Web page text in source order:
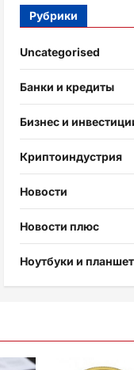
Рубрики
Uncategorised
Банки и кредиты
Бизнес и
Криптоиндустрия
Новости
Новости плюс
Ноутбуки и